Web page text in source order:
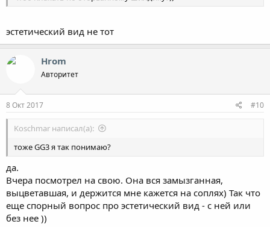
эстетический вид не тот
Hrom
Авторитет
8 Окт 2017 #10
Koschmar написал(а):
тоже GG3 я так понимаю?
да.
Вчера посмотрел на свою. Она вся замызганная,
выцветавшая, и держится мне кажется на соплях) Так что
еще спорный вопрос про эстетический вид - с ней или
без нее ))